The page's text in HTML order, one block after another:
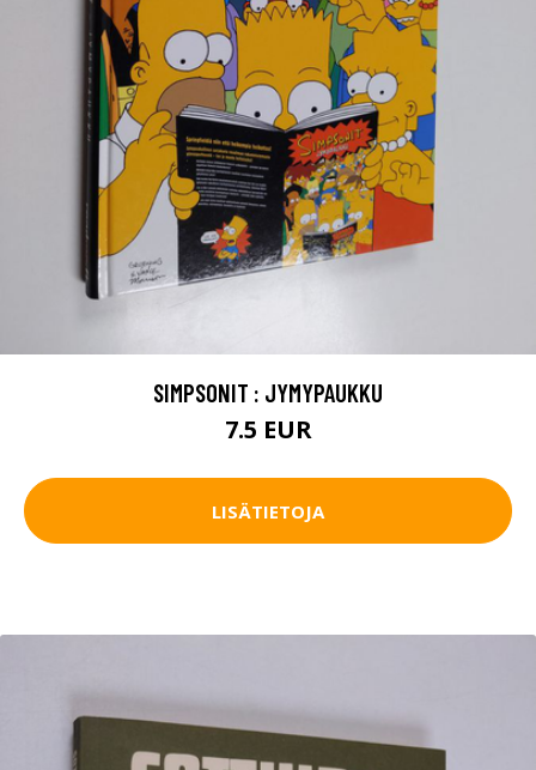
SIMPSONIT : JYMYPAUKKU
7.5 EUR
LISÄTIETOJA